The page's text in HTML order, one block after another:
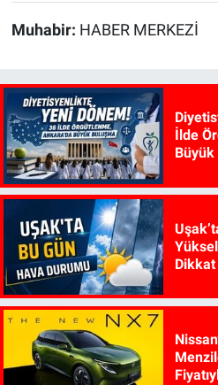
Muhabir: HABER MERKEZİ
İlde
Büyük
Dikkat